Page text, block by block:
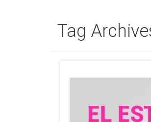
Tag